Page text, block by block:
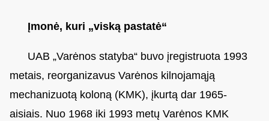
Įmonė, kuri „viską pastatė“
UAB „Varėnos statyba“ buvo įregistruota 1993
metais, reorganizavus Varėnos kilnojamąją
mechanizuotą koloną (KMK), įkurtą dar 1965-
aisiais. Nuo 1968 iki 1993 metų Varėnos KMK